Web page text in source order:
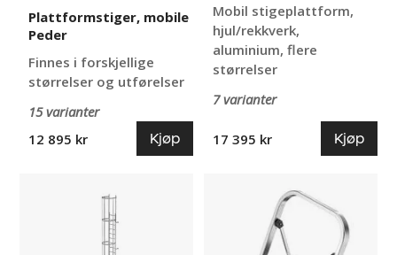
Plattformstiger, mobile
Peder
Finnes i forskjellige
størrelser og utførelser
15 varianter
12 895 kr
Kjøp
Mobil stigeplattform,
hjul/rekkverk,
aluminium, flere
størrelser
7 varianter
17 395 kr Kjøp
StandardLine,
sammenleggbar